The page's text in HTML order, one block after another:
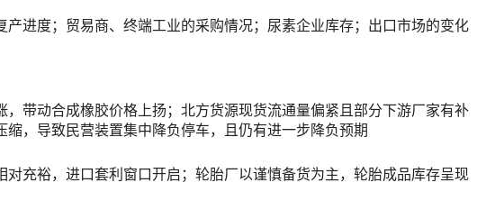
产进度；贸易商、终端工业的采购情况；尿素企业库存；出口市场的变化
，带动合成橡胶价格上扬；北方货源现货流通量偏紧且部分下游厂家有补
缩，导致民营装置集中降负停车，且仍有进一步降负预期
对充裕，进口套利窗口开启；轮胎厂以谨慎备货为主，轮胎成品库存呈现